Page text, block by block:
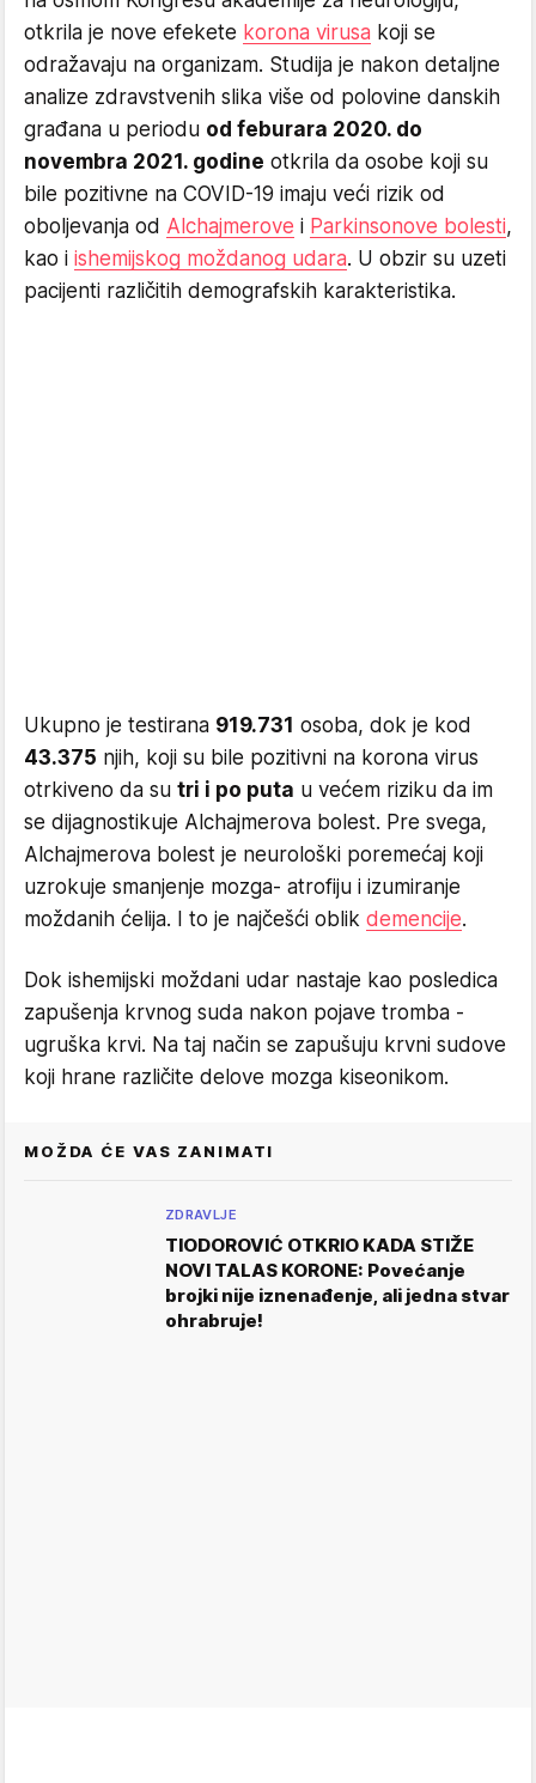
otkrila je nove efekete korona virusa koji se
odražavaju na organizam. Studija je nakon detaljne
analize zdravstvenih slika više od polovine danskih
građana u periodu od feburara 2020. do
novembra 2021. godine otkrila da osobe koji su
bile pozitivne na COVID-19 imaju veći rizik od
oboljevanja od Alchajmerove i Parkinsonove bolesti,
kao i ishemijskog moždanog udara. U obzir su uzeti
pacijenti različitih demografskih karakteristika.
Ukupno je testirana 919.731 osoba, dok je kod
43.375 njih, koji su bile pozitivni na korona virus
otrkiveno da su tri i po puta u većem riziku da im
se dijagnostikuje Alchajmerova bolest. Pre svega,
Alchajmerova bolest je neurološki poremećaj koji
uzrokuje smanjenje mozga- atrofiju i izumiranje
moždanih ćelija. I to je najčešći oblik demencije.
Dok ishemijski moždani udar nastaje kao posledica
zapušenja krvnog suda nakon pojave tromba -
ugruška krvi. Na taj način se zapušuju krvni sudove
koji hrane različite delove mozga kiseonikom.
MOŽDA ĆE VAS ZANIMATI
ZDRAVLJE
TIODOROVIĆ OTKRIO KADA STIŽE
NOVI TALAS KORONE: Povećanje
brojki nije iznenađenje, ali jedna stvar
ohrabruje!